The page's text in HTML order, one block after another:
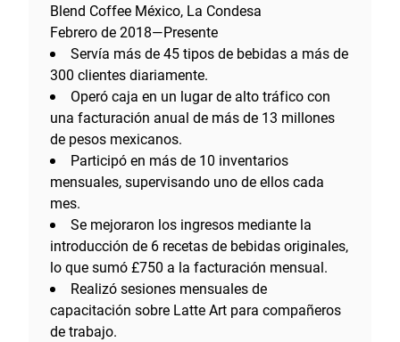
Blend Coffee México, La Condesa
Febrero de 2018—Presente
Servía más de 45 tipos de bebidas a más de
300 clientes diariamente.
Operó caja en un lugar de alto tráfico con
una facturación anual de más de 13 millones
de pesos mexicanos.
Participó en más de 10 inventarios
mensuales, supervisando uno de ellos cada
mes.
Se mejoraron los ingresos mediante la
introducción de 6 recetas de bebidas originales,
lo que sumó £750 a la facturación mensual.
Realizó sesiones mensuales de
capacitación sobre Latte Art para compañeros
de trabajo.